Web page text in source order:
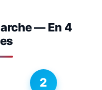
— En 4
2